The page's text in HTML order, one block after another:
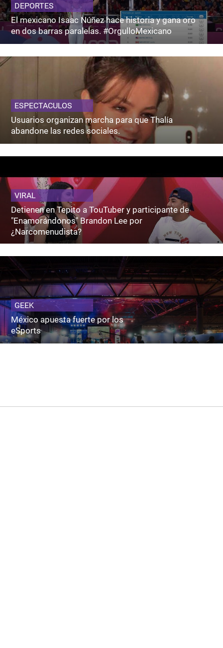
DEPORTES
El mexicano Isaac Núñez hace historia y gana oro
en dos barras paralelas. #OrgulloMexicano
ESPECTACULOS
Usuarios organizan marcha para que Thalía
abandone las redes sociales.
VIRAL
Detienen en Tepito a TouTuber y participante de
"Enamorándonos" Brandon Lee por
¿Narcomenudista?
GEEK
México apuesta fuerte por los
eSports